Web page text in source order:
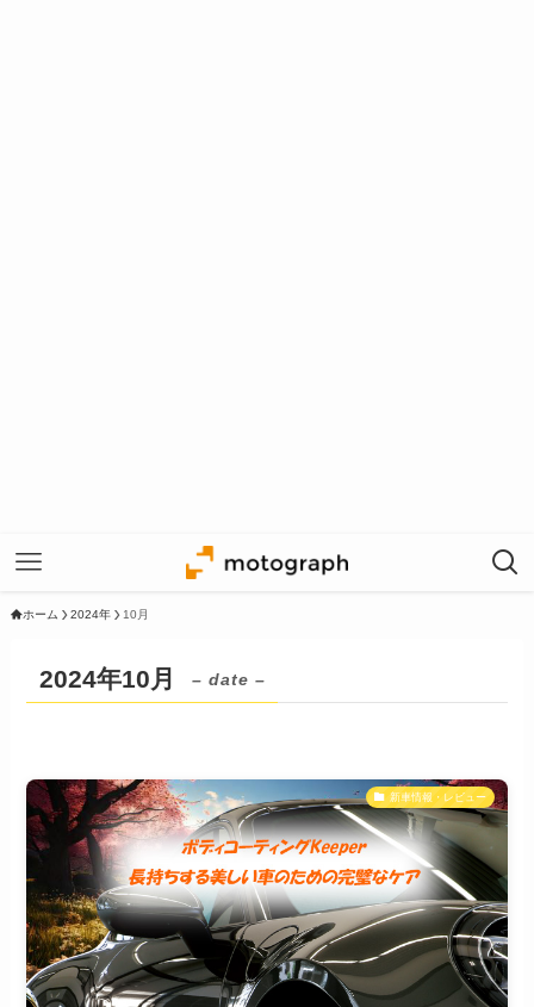
ホーム 2024年 10月
2024年10月 – date –
新車情報・レビュー